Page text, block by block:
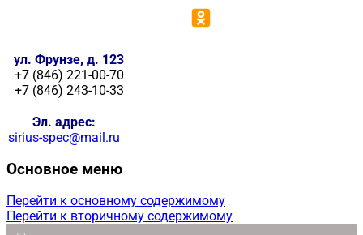
ул. Фрунзе, д. 123
+7 (846) 221-00-70
+7 (846) 243-10-33
Эл. адрес:
sirius-spec@mail.ru
Основное меню
Перейти к основному содержимому
Перейти к вторичному содержимому